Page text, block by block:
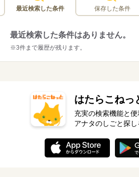
グループの百貨店で培った接客は販売の
の研修としても好評を頂いています。
最近検索した条件 保存した条件
最近検索した条件はありません。
※3件まで履歴が残ります。
はたらこねっ
充実の検索機能と
アナタのしごと探し